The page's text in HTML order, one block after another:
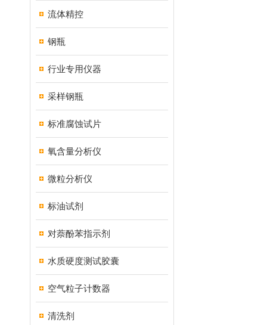
流体精控
钢瓶
行业专用仪器
采样钢瓶
标准腐蚀试片
氧含量分析仪
微粒分析仪
标油试剂
对萘酚苯指示剂
水质硬度测试胶囊
空气粒子计数器
清洗剂